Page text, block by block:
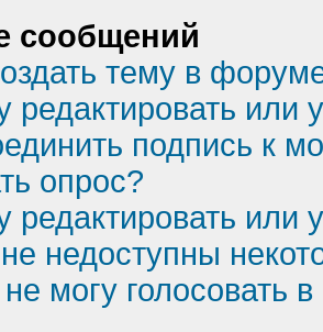
сообщений
тему в
редактировать или
подпись к
опрос?
редактировать или
недоступны
могу голосовать